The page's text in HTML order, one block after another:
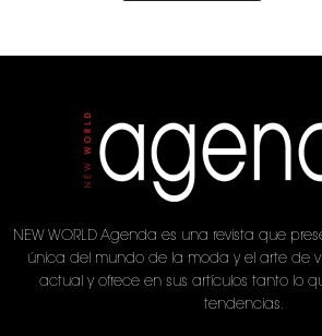
NEW WORLD Agenda es una revista que
única del mundo de la moda y el arte de
actual y ofrece en sus artículos tanto lo
tendencias.